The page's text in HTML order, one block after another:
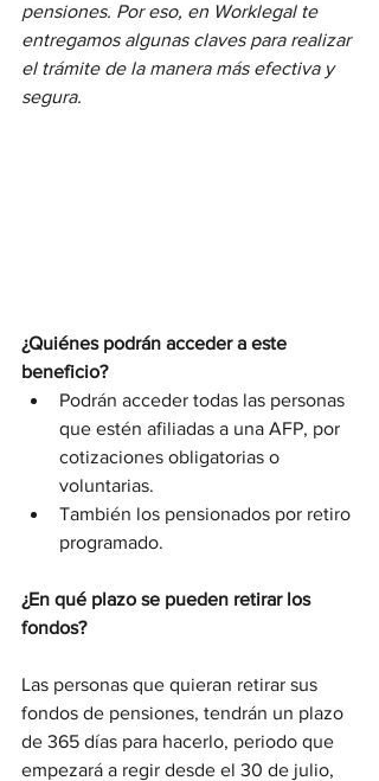
pensiones. Por eso, en Worklegal te
entregamos algunas claves para realizar
el trámite de la manera más efectiva y
segura.
¿Quiénes podrán acceder a este
beneficio?
Podrán acceder todas las personas
que estén afiliadas a una AFP, por
cotizaciones obligatorias o
voluntarias.
También los pensionados por retiro
programado.
¿En qué plazo se pueden retirar los
fondos?
Las personas que quieran retirar sus
fondos de pensiones, tendrán un plazo
de 365 días para hacerlo, periodo que
empezará a regir desde el 30 de julio,